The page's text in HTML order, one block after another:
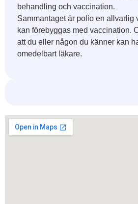
behandling och vaccination.
Sammantaget är polio en allvarlig
kan förebyggas med vaccination.
att du eller någon du känner kan
omedelbart läkare.